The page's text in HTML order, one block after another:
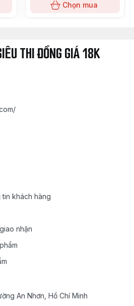
Chọn mua
THI ĐỒNG GIÁ 18K
tin khách hàng
nhận
An Nhơn, Hồ Chí Minh